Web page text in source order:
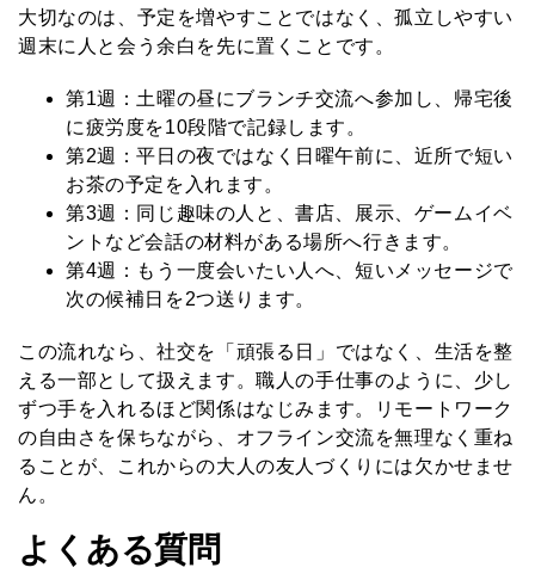
大切なのは、予定を増やすことではなく、孤立しやすい
週末に人と会う余白を先に置くことです。
第1週： 土曜の昼にブランチ交流へ参加し、帰宅後
に疲労度を10段階で記録します。
第2週：平日の夜ではなく日曜午前に、近所で短い
お茶の予定を入れます。
第3週： 同じ趣味の人と、書店、展示、ゲームイベ
ントなど会話の材料がある場所へ行きます。
第4週： もう一度会いたい人へ、短いメッセージで
次の候補日を2つ送ります。
この流れなら、社交を「頑張る日」ではなく、生活を整
える一部として扱えます。職人の手仕事のように、少し
ずつ手を入れるほど関係はなじみます。リモートワーク
の自由さを保ちながら、オフライン交流を無理なく重ね
ることが、これからの大人の友人づくりには欠かせませ
ん。
よくある質問